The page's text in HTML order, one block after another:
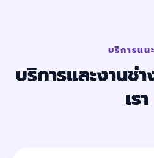
บริการแน
บริการและงาน
เรา